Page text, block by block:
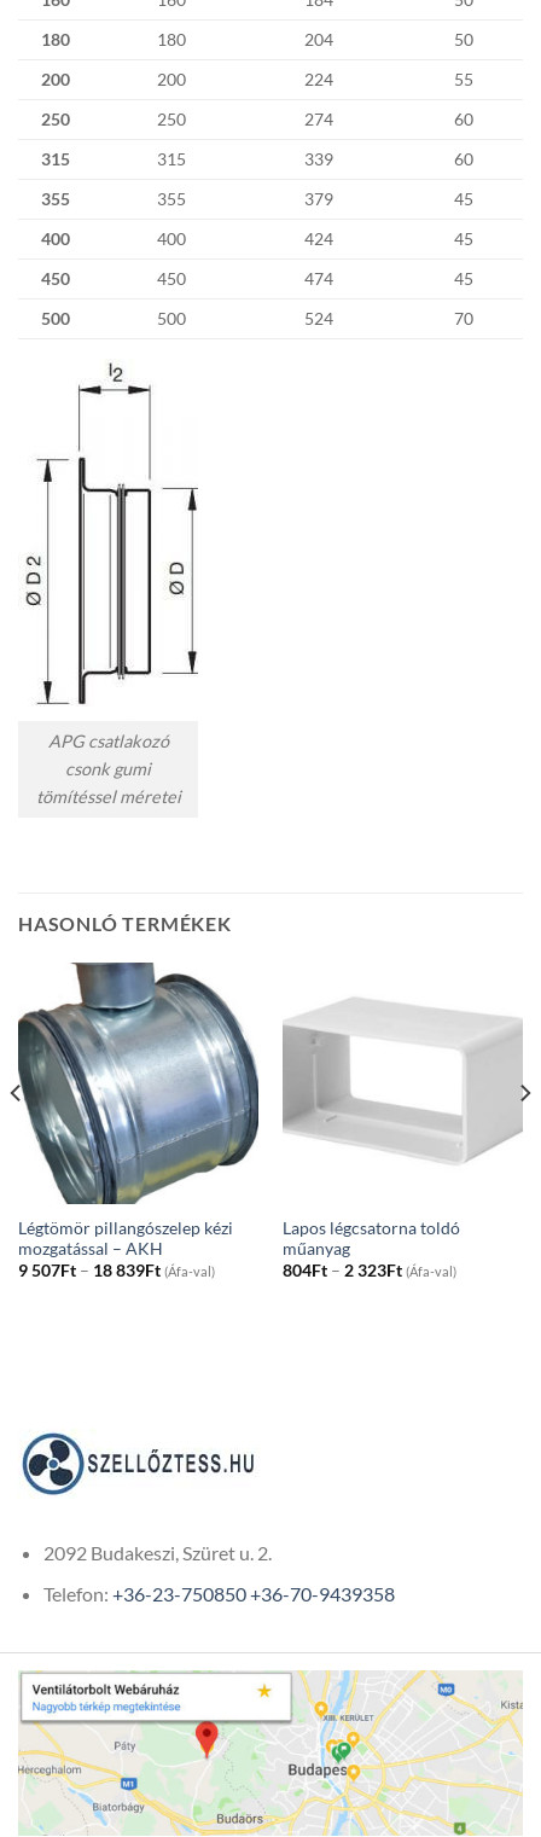
180
180 204
50
200
200 224
55
250
250 274
60
315
315 339
60
355
355 379
45
400
400 424
45
450
450 474
45
500
500 524 70
APG csatlakozó
csonk gumi
tömítéssel méretei
HASONLÓ TERMÉKEK
Légtömör pillangószelep kézi
mozgatással – AKH
9 507Ft – 18 839FtPrice
range:
(Áfa-val)
Lapos légcsatorna toldó
műanyag
804Ft – 2 323FtPrice
range:
(Áfa-val)
2092 Budakeszi, Szüret u. 2.
Telefon: +36-23-750850+36-70-9439358